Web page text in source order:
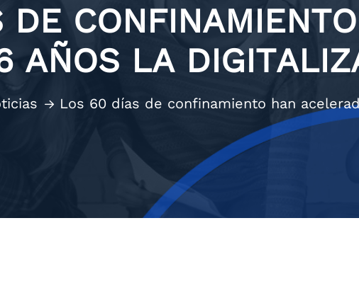
AÑOS LA
Los 60 días de confinamiento han